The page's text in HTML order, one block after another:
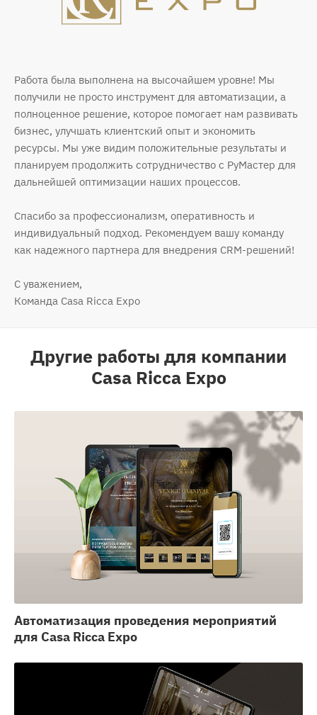
Работа была выполнена на высочайшем уровне! Мы
получили не просто инструмент для автоматизации, а
полноценное решение, которое помогает нам развивать
бизнес, улучшать клиентский опыт и экономить
ресурсы. Мы уже видим положительные результаты и
планируем продолжить сотрудничество с РуМастер для
дальнейшей оптимизации наших процессов.
Спасибо за профессионализм, оперативность и
индивидуальный подход. Рекомендуем вашу команду
как надежного партнера для внедрения CRM-решений!
С уважением,
Команда Casa Ricca Expo
Другие работы для компании
Саsа Riсса Ехро
Автоматизация проведения мероприятий
для Саsа Riсса Ехро